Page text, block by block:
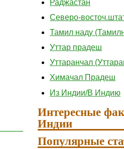
Раджастан
Северо-
Тамил наду
Уттар прадеш
Уттаранчал
Химачал Прадеш
Из Индии/В Индию
Интересные
Индии
Популярные